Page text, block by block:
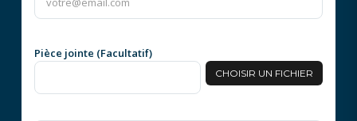
Pièce jointe (Facultatif)
CHOISIR UN FICHIER